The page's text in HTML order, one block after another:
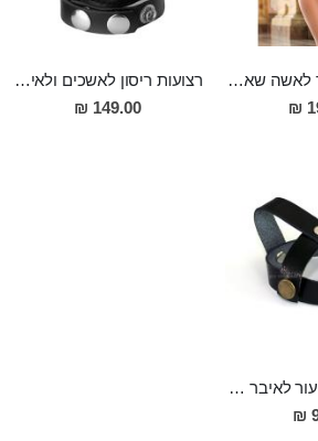
סט סקסי שחור לאשה שאוהבת לפתוח את הואגינה שלה לרווחה ואפילו להכניס אצבע או שתיים לישבן כאשר הפרטנר צופה, חזיה פתוחה ותחתונים מעור פתוחים באזור הרקטום והנרתיק לפישוק עצמי רחב של הלחיים על מנת לחשוף את פי הטבעת והנרתיק והדגדגן, להתגאות בהם, לעיני הפרטנר
רצועות ריסון לאשכים ולאיבר מין מעור "Jasso"
149.00 ₪
רצועת הידוק מעור לאיבר המין ולאשכים למשגל ארוך ומסעיר ולזיקפה חזקה ומענגת